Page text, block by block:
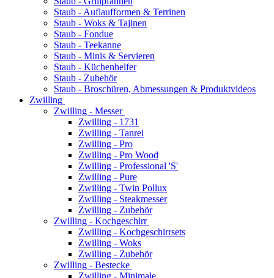
Staub - Auflaufformen & Terrinen
Staub - Woks & Tajinen
Staub - Fondue
Staub - Teekanne
Staub - Minis & Servieren
Staub - Küchenhelfer
Staub - Zubehör
Staub - Broschüren, Abmessungen & Produktvideos
Zwilling
Zwilling - Messer
Zwilling - 1731
Zwilling - Tanrei
Zwilling - Pro
Zwilling - Pro Wood
Zwilling - Professional 'S'
Zwilling - Pure
Zwilling - Twin Pollux
Zwilling - Steakmesser
Zwilling - Zubehör
Zwilling - Kochgeschirr
Zwilling - Kochgeschirrsets
Zwilling - Woks
Zwilling - Zubehör
Zwilling - Bestecke
Zwilling - Minimale